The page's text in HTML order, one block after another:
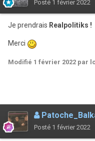
Posté 1 février 2022
Je prendrais Realpolitiks !
Merci
Modifié 1 février 2022 par
Posté 1 février 2022